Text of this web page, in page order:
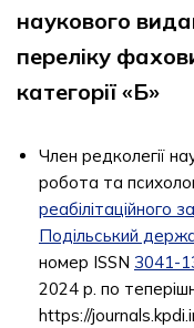
наукового
переліку
категорії «Б»
Член редколегії
робота та
реабілітаційного
Подільський
номер ISSN 3041-
2024 р. по
https://